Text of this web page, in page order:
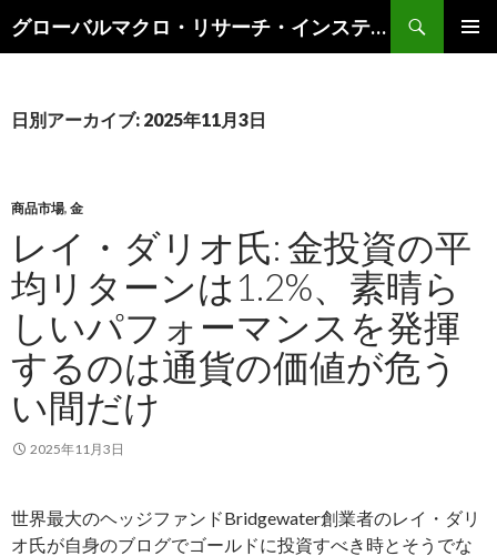
グローバルマクロ・リサーチ・インスティテュート
索
ン
キ
ッ
プ
日別アーカイブ: 2025年11月3日
商品市場, 金
レイ・ダリオ氏: 金投資の平
均リターンは1.2%、素晴ら
しいパフォーマンスを発揮
するのは通貨の価値が危う
い間だけ
2025年11月3日
世界最大のヘッジファンドBridgewater創業者のレイ・ダリ
オ氏が自身のブログでゴールドに投資すべき時とそうでな